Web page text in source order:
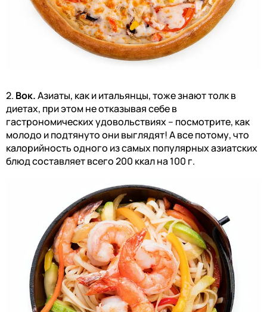
2. Вок.Азиаты, как и итальянцы, тоже знают толк в
диетах, при этом не отказывая себе в
гастрономических удовольствиях – посмотрите, как
молодо и подтянуто они выглядят! А все потому, что
калорийность одного из самых популярных азиатских
блюд составляет всего 200 ккал на 100 г.